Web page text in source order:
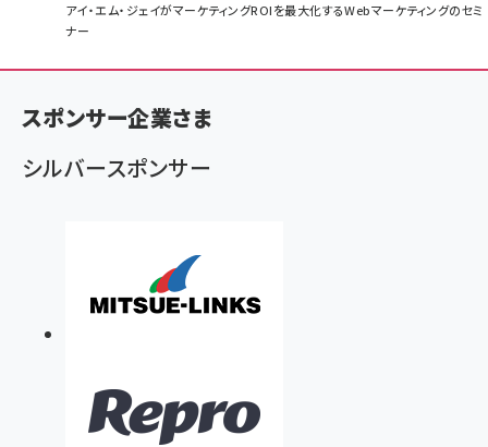
く
ず
アイ・エム・ジェイがマーケティングROIを最大化するWebマーケティングのセミ
ナー
スポンサー企業さま
シルバースポンサー